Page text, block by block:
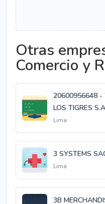
Otras
Comercio y
20600956648 -
LOS TIGRES
Lima
3 SYSTEMS
Lima
3B